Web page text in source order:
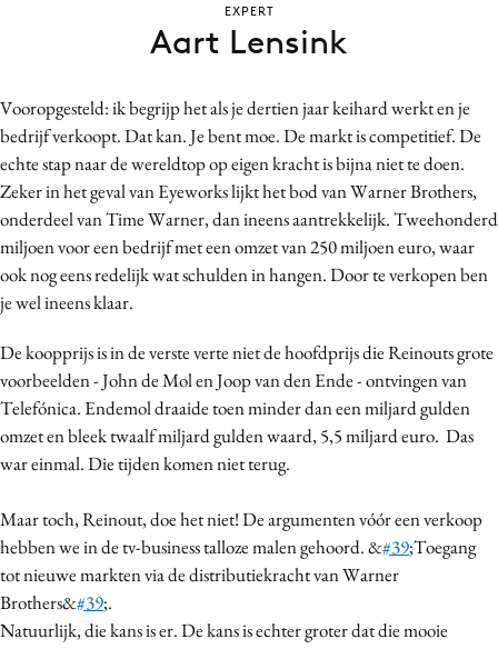
Contentmarketing
Craft
Customer Experience
Data & Insights
Design
Digital transformation
Diversiteit
Effectiviteit
Gedragsverandering
Influencer marketing
Interne communicatie
Media
Merkstrategie
PR
Programmatic
Vooropgesteld: ik begrijp het als je dertien jaar keihard werkt en je
bedrijf verkoopt. Dat kan. Je bent moe. De markt is competitief. De
echte stap naar de wereldtop op eigen kracht is bijna niet te doen.
Zeker in het geval van Eyeworks lijkt het bod van Warner Brothers,
onderdeel van Time Warner, dan ineens aantrekkelijk. Tweehonderd
miljoen voor een bedrijf met een omzet van 250 miljoen euro, waar
ook nog eens redelijk wat schulden in hangen. Door te verkopen ben
je wel ineens klaar.
De koopprijs is in de verste verte niet de hoofdprijs die Reinouts grote
voorbeelden - John de Mol en Joop van den Ende - ontvingen van
Telefónica. Endemol draaide toen minder dan een miljard gulden
omzet en bleek twaalf miljard gulden waard, 5,5 miljard euro. Das
war einmal. Die tijden komen niet terug.
Maar toch, Reinout, doe het niet! De argumenten vóór een verkoop
hebben we in de tv-business talloze malen gehoord. &#39;Toegang
tot nieuwe markten via de distributiekracht van Warner
Brothers&#39;.
Natuurlijk, die kans is er. De kans is echter groter dat die mooie
EXPERT
Aart Lensink